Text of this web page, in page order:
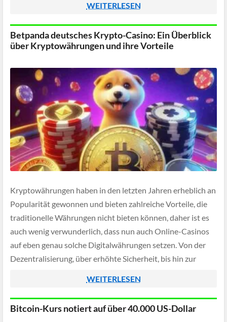
WEITERLESEN
Betpanda deutsches Krypto-Casino: Ein Überblick
über Kryptowährungen und ihre Vorteile
Kryptowährungen haben in den letzten Jahren erheblich an
Popularität gewonnen und bieten zahlreiche Vorteile, die
traditionelle Währungen nicht bieten können, daher ist es
auch wenig verwunderlich, dass nun auch Online-Casinos
auf eben genau solche Digitalwährungen setzen. Von der
Dezentralisierung, über erhöhte Sicherheit, bis hin zur
Vorzüge sind vielfältig und […]
WEITERLESEN
Bitcoin-Kurs notiert auf über 40.000 US-Dollar